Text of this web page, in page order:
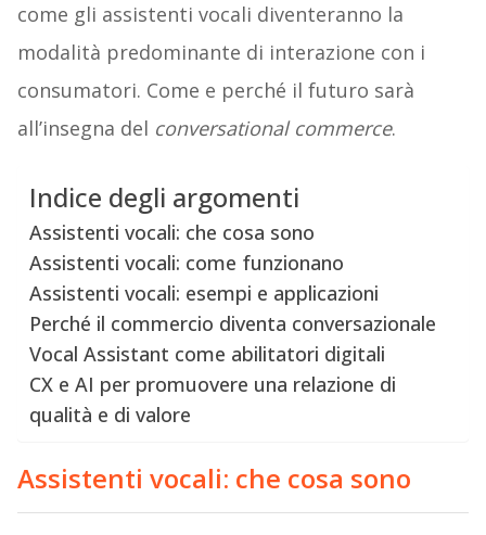
come gli assistenti vocali diventeranno la
modalità predominante di interazione con i
consumatori. Come e perché il futuro sarà
all’insegna del conversational commerce.
Indice degli argomenti
Assistenti vocali: che cosa sono
Assistenti vocali: come funzionano
Assistenti vocali: esempi e applicazioni
Perché il commercio diventa conversazionale
Vocal Assistant come abilitatori digitali
CX e AI per promuovere una relazione di
qualità e di valore
Assistenti vocali: che cosa sono